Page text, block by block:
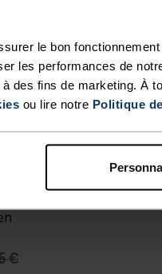
le bon
les performances de
des fins de marketing. À
ou lire notre Politique
ski de fond
€